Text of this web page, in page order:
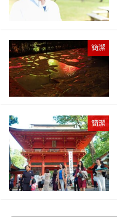
簡潔
簡潔